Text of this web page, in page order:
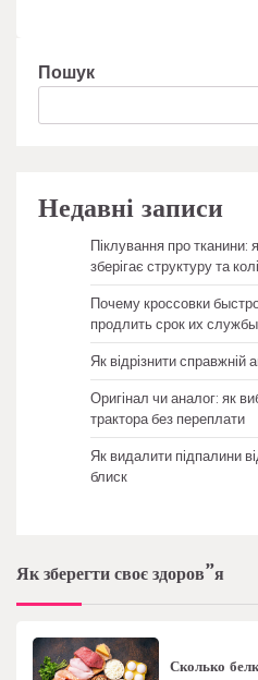
Пошук
Недавні записи
Піклування про тканини:
зберігає структуру та
Почему кроссовки
продлить срок их службы
Як відрізнити справжній
Оригінал чи аналог: як
трактора без переплати
Як видалити підпалини
блиск
Як зберегти своє здоров”я
Сколько